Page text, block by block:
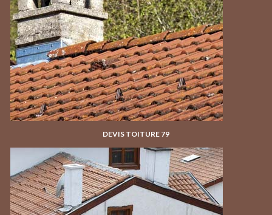
DEVIS TOITURE 79